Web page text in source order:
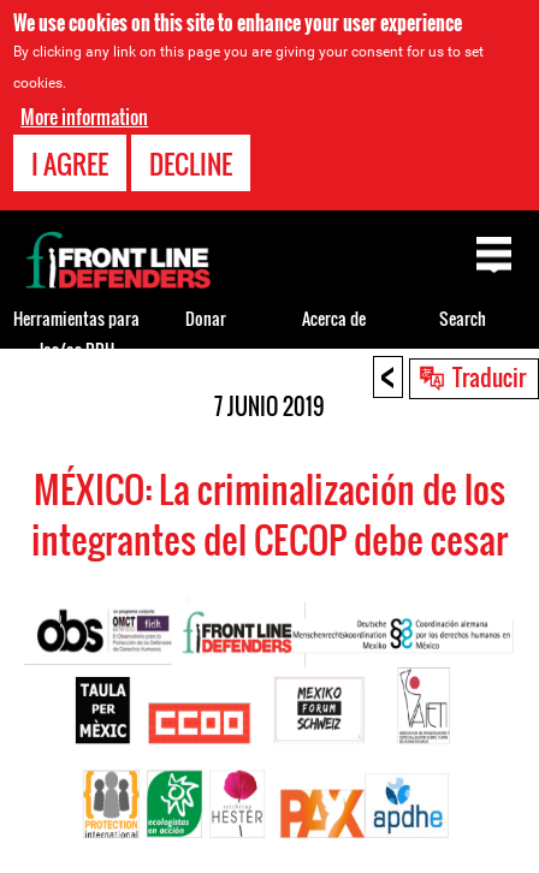
We use cookies on this site to enhance your user experience
By clicking any link on this page you are giving your consent for us to set
cookies.
More information
I AGREE DECLINE
< Traducir
7 JUNIO 2019
MÉXICO: La criminalización de los
integrantes del CECOP debe cesar
Back
to
top
Herramientas para
los/as DDH
Donar Acerca de Search